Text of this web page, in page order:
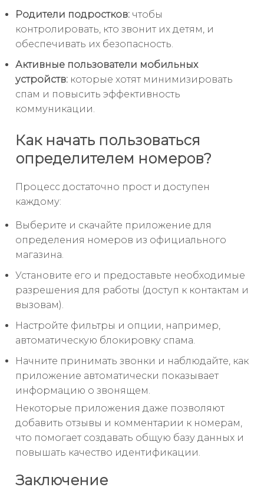
Родители подростков: чтобы
контролировать, кто звонит их детям, и
обеспечивать их безопасность.
Активные пользователи мобильных
устройств: которые хотят минимизировать
спам и повысить эффективность
коммуникации.
Как начать пользоваться
определителем номеров?
Процесс достаточно прост и доступен
каждому:
Выберите и скачайте приложение для
определения номеров из официального
магазина.
Установите его и предоставьте необходимые
разрешения для работы (доступ к контактам и
вызовам).
Настройте фильтры и опции, например,
автоматическую блокировку спама.
Начните принимать звонки и наблюдайте, как
приложение автоматически показывает
информацию о звонящем.
Некоторые приложения даже позволяют
добавить отзывы и комментарии к номерам,
что помогает создавать общую базу данных и
повышать качество идентификации.
Заключение